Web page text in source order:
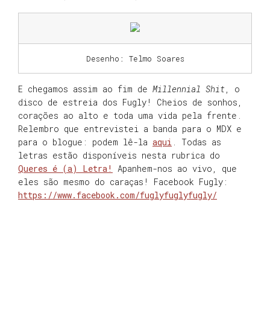
Desenho: Telmo Soares
E chegamos assim ao fim de Millennial Shit , o
disco de estreia dos Fugly! Cheios de sonhos,
corações ao alto e toda uma vida pela frente.
Relembro que entrevistei a banda para o MDX e
para o blogue: podem lê-la aqui . Todas as
letras estão disponíveis nesta rubrica do
Queres é (a) Letra!
Apanhem-nos ao vivo, que
eles são mesmo do caraças! Facebook Fugly:
https://www.facebook.com/fuglyfuglyfugly/